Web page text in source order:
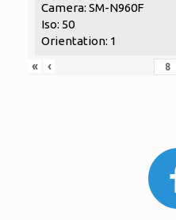
Camera: SM-N960F
Iso: 50
Orientation: 1
«
‹